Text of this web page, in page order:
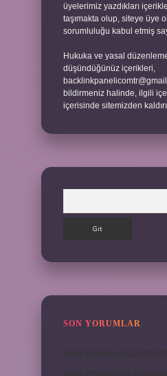
üyelerimiz yazdıkları
taşımakta olup, siteye üye
sorumluluğu kabul etmiş
Hukuka ve yasal
düşündüğünüz içerikleri,
bildirmeniz halinde, ilgili
içerisinde sitemizden
SON YORUMLAR
Veda Mektubu Ne Zamandır